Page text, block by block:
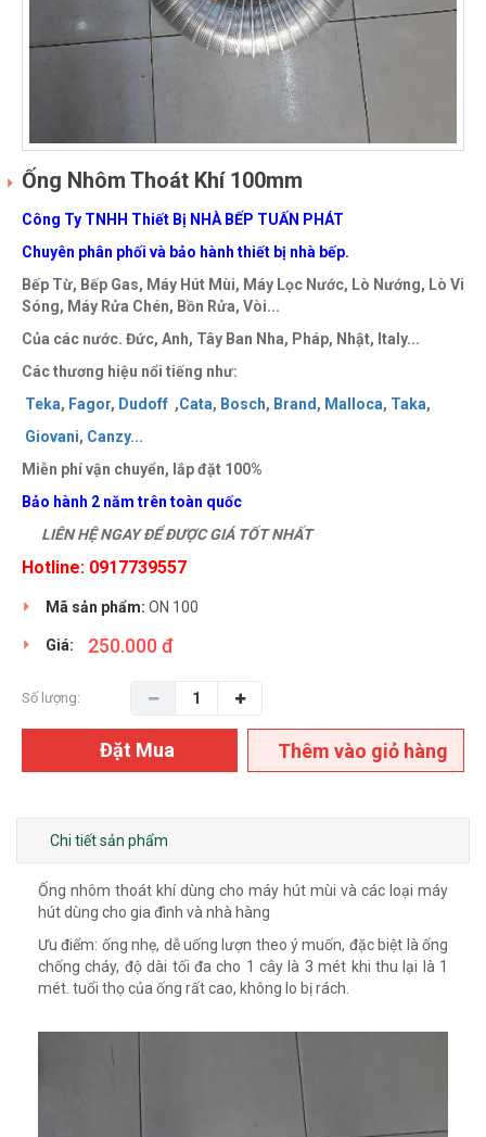
Ống Nhôm Thoát Khí 100mm
Công Ty TNHH Thiết Bị NHÀ BẾP TUẤN PHÁT
Chuyên phân phối và bảo hành thiết bị nhà bếp.
Bếp Từ, Bếp Gas, Máy Hút Mùi, Máy Lọc Nước, Lò Nướng, Lò Vi
Sóng, Máy Rửa Chén, Bồn Rửa, Vòi...
Của các nước. Đức, Anh, Tây Ban Nha, Pháp, Nhật, Italy...
Các thương hiệu nổi tiếng như:
Teka, Fagor, Dudoff ,Cata, Bosch, Brand, Malloca, Taka,
Giovani, Canzy...
Miễn phí vận chuyển, lắp đặt 100%
Bảo hành 2 năm trên toàn quốc
LIÊN HỆ NGAY ĐỂ ĐƯỢC GIÁ TỐT NHẤT
Hotline: 0917739557
Mã sản phẩm: ON 100
Giá: 250.000 đ
Số lượng:
Đặt Mua Thêm vào giỏ hàng
Chi tiết sản phẩm
Ống nhôm thoát khí dùng cho máy hút mùi và các loại máy
hút dùng cho gia đình và nhà hàng
Ưu điểm: ống nhẹ, dễ uống lượn theo ý muốn, đặc biệt là ống
chống cháy, độ dài tối đa cho 1 cây là 3 mét khi thu lại là 1
mét. tuổi thọ của ống rất cao, không lo bị rách.